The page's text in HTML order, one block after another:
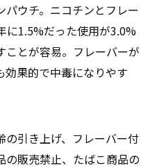
ウチ。ニコチンとフレー
に1.5%だった使用が3.0%
ことが容易。フレーバーが
果的で中毒になりやす
引き上げ、フレーバー付
の販売禁止、たばこ商品の